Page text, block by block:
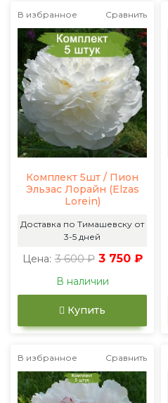
В избранное Сравнить
Комплект 5шт / Пион
Эльзас Лорайн (Elzas
Lorein)
Доставка по Тимашевску от
3-5 дней
Цена: 3 600 ₽ 3 750 ₽
В наличии
Купить
В избранное Сравнить